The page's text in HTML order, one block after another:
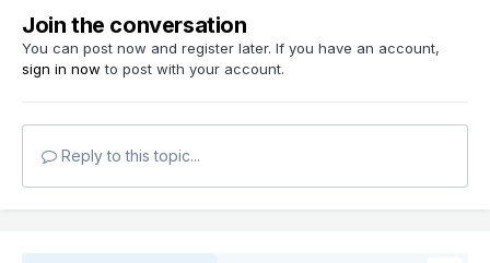
Join the conversation
You can post now and register later. If you have an account,
sign in now to post with your account.
Reply to this topic...